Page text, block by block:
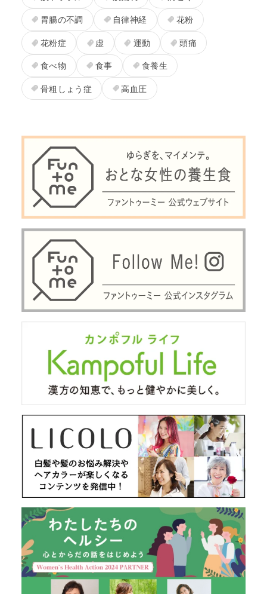
胃腸の不調
自律神経
花粉
花粉症
虚 運動
頭痛
食べ物
食事
食養生
骨粗しょう症
高血圧